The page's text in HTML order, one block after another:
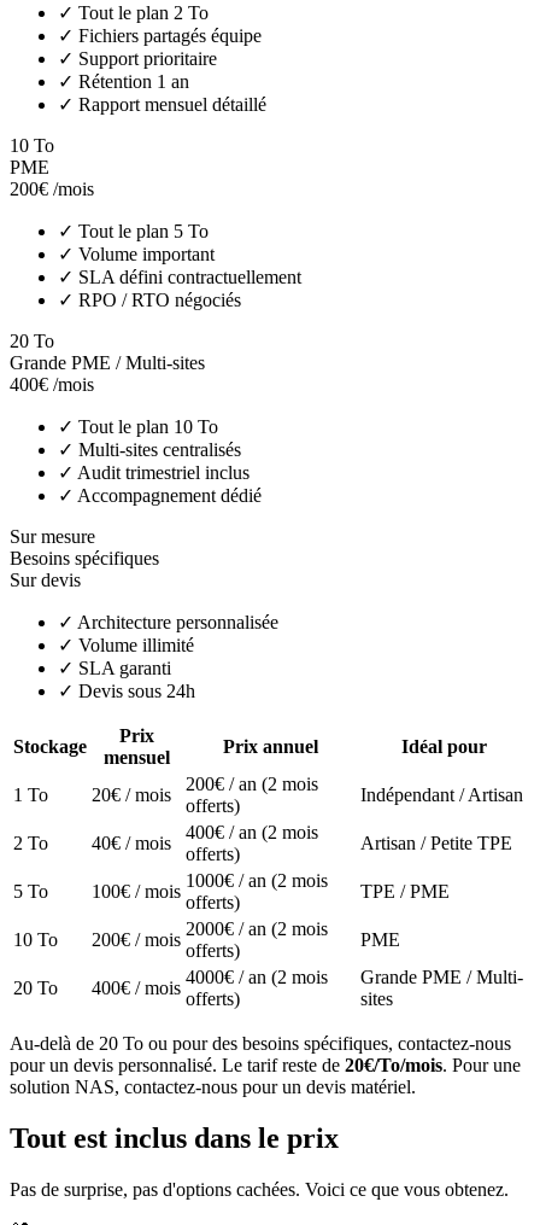
✓ Tout le plan 2 To
✓ Fichiers partagés équipe
✓ Support prioritaire
✓ Rétention 1 an
✓ Rapport mensuel détaillé
10 To
PME
200€ /mois
✓ Tout le plan 5 To
✓ Volume important
✓ SLA défini contractuellement
✓ RPO / RTO négociés
20 To
Grande PME / Multi-sites
400€ /mois
✓ Tout le plan 10 To
✓ Multi-sites centralisés
✓ Audit trimestriel inclus
✓ Accompagnement dédié
Sur mesure
Besoins spécifiques
Sur devis
✓ Architecture personnalisée
✓ Volume illimité
✓ SLA garanti
✓ Devis sous 24h
Stockage
Prix
mensuel
Prix annuel Idéal pour
1 To 20€ / mois
200€ / an (2 mois
offerts)
Indépendant / Artisan
2 To 40€ / mois
400€ / an (2 mois
offerts)
Artisan / Petite TPE
5 To 100€ / mois
1000€ / an (2 mois
offerts)
TPE / PME
10 To 200€ / mois
2000€ / an (2 mois
offerts)
PME
20 To 400€ / mois
4000€ / an (2 mois
offerts)
Grande PME / Multi-
sites
Au-delà de 20 To ou pour des besoins spécifiques, contactez-nous
pour un devis personnalisé. Le tarif reste de 20€/To/mois. Pour une
solution NAS, contactez-nous pour un devis matériel.
Tout est inclus dans le prix
Pas de surprise, pas d'options cachées. Voici ce que vous obtenez.